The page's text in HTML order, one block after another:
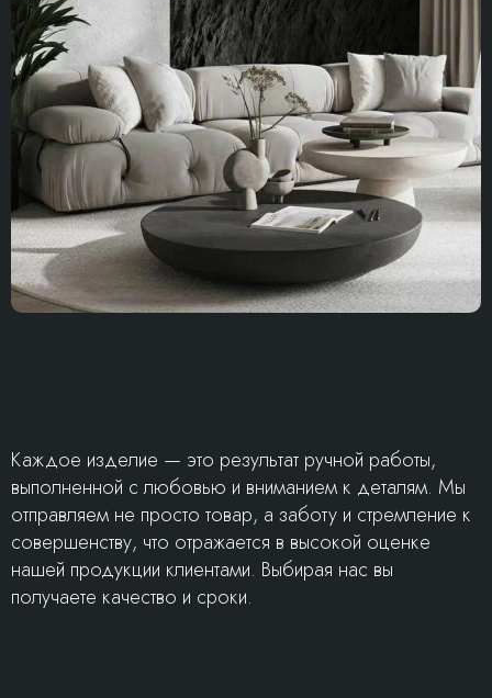
Каждое изделие — это результат ручной работы,
выполненной с любовью и вниманием к деталям. Мы
отправляем не просто товар, а заботу и стремление к
совершенству, что отражается в высокой оценке
нашей продукции клиентами. Выбирая нас вы
получаете качество и сроки.